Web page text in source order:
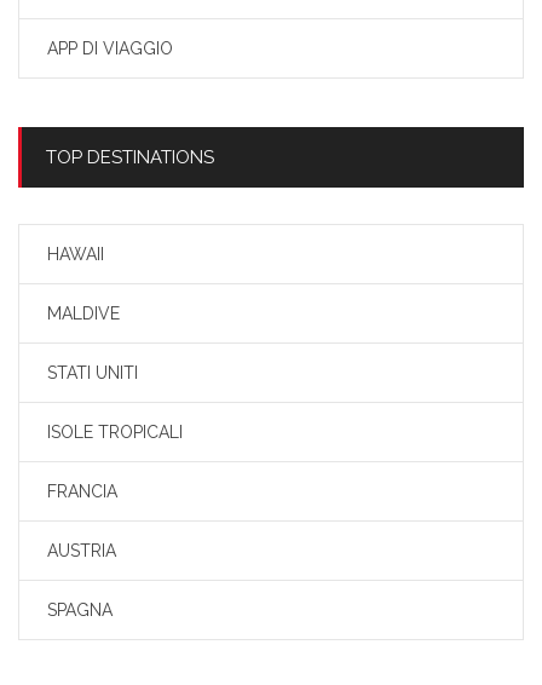
APP DI VIAGGIO
TOP DESTINATIONS
HAWAII
MALDIVE
STATI UNITI
ISOLE TROPICALI
FRANCIA
AUSTRIA
SPAGNA